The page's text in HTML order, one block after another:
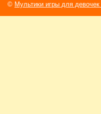
© Мультики игры для